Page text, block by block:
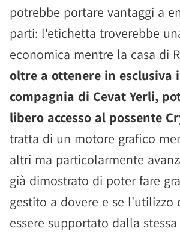
potrebbe portare vantaggi a
parti: l'etichetta troverebbe
economica mentre la casa di
oltre a ottenere in esclusiva
compagnia di Cevat Yerli,
libero accesso al possente
tratta di un motore grafico
altri ma particolarmente
già dimostrato di poter fare
gestito a dovere e se l'utilizzo
essere supportato dalla